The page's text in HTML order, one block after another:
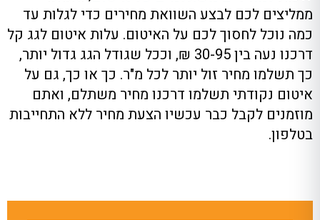
ממליצים לכם לבצע השוואת מחירים כדי לגלות עד
כמה נוכל לחסוך לכם על האיטום. עלות איטום לגג קל
דרכנו נעה בין 30-95 ₪, וככל שגודל הגג גדול יותר,
כך תשלמו מחיר זול יותר לכל מ"ר. כך או כך, גם על
איטום נקודתי תשלמו דרכנו מחיר משתלם, ואתם
מוזמנים לקבל כבר עכשיו הצעת מחיר ללא התחייבות
בטלפון.